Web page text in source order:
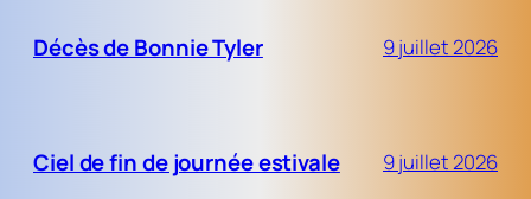
Décès de Bonnie Tyler 9 juillet 2026
Ciel de fin de journée estivale 9 juillet 2026